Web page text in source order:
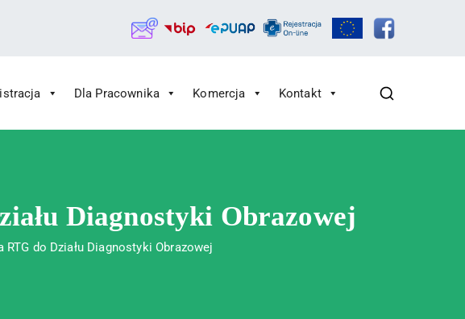
Dla Pracownika Komercja Kontakt
Diagnostyki Obrazowej
do Działu Diagnostyki Obrazowej